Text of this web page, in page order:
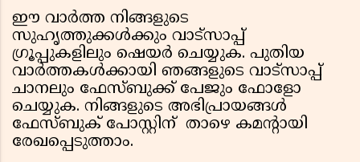
ഈ വാർത്ത നിങ്ങളുടെ
സുഹൃത്തുക്കൾക്കും വാട്സാപ്പ്
ഗ്രൂപ്പുകളിലും ഷെയർ ചെയ്യുക. പുതിയ
വാർത്തകൾക്കായി ഞങ്ങളുടെ വാട്സാപ്പ്
ചാനലും ഫേസ്ബുക്ക് പേജും ഫോളോ
ചെയ്യുക. നിങ്ങളുടെ അഭിപ്രായങ്ങൾ
ഫേസ്ബുക് പോസ്റ്റിന് താഴെ കമൻ്റായി
രേഖപ്പെടുത്താം.